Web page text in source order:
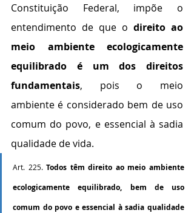
Constituição Federal, impõe o
entendimento de que o direito ao
meio ambiente ecologicamente
equilibrado é um dos direitos
fundamentais, pois o meio
ambiente é considerado bem de uso
comum do povo, e essencial à sadia
qualidade de vida.
Art. 225. Todos têm direito ao meio ambiente
ecologicamente equilibrado, bem de uso
comum do povo e essencial à sadia qualidade